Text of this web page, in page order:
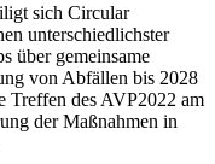
sich Circular
unterschiedlichster
über gemeinsame
von Abfällen bis 2028
Treffen des AVP2022 am
der Maßnahmen in